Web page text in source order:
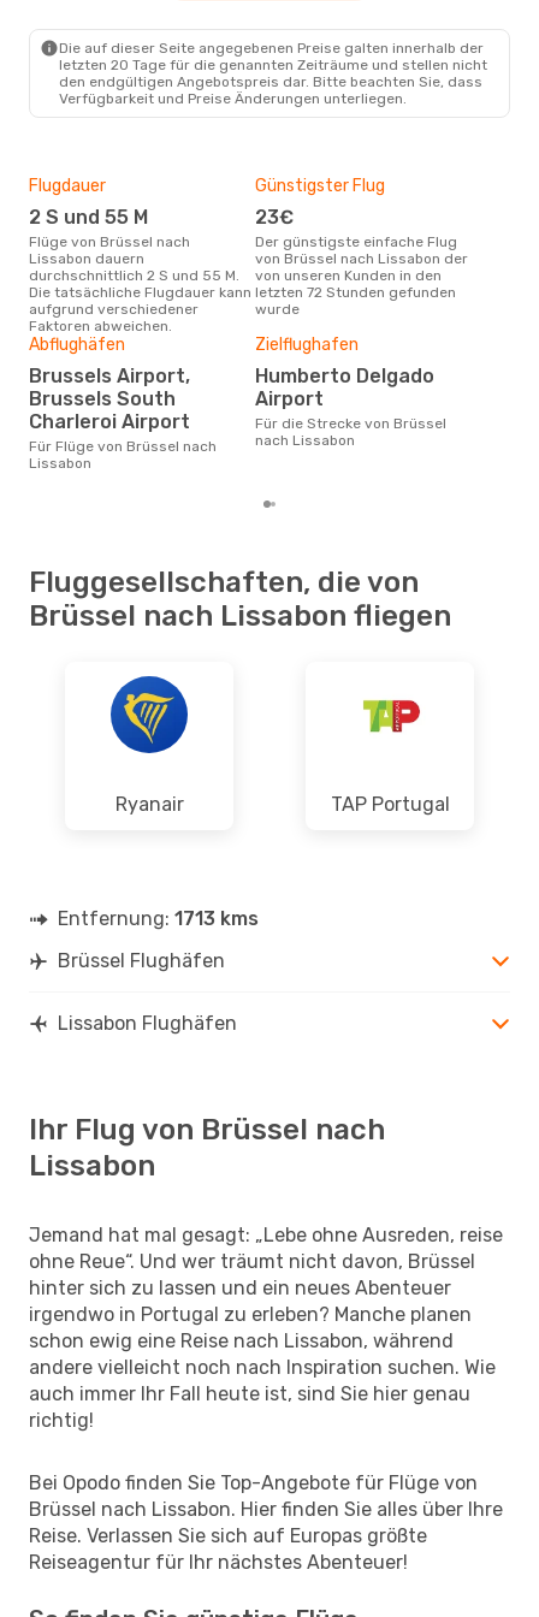
Die auf dieser Seite angegebenen Preise galten innerhalb der
letzten 20 Tage für die genannten Zeiträume und stellen nicht
den endgültigen Angebotspreis dar. Bitte beachten Sie, dass
Verfügbarkeit und Preise Änderungen unterliegen.
Flugdauer
2 S und 55 M
Flüge von Brüssel nach
Lissabon dauern
durchschnittlich 2 S und 55 M.
Die tatsächliche Flugdauer kann
aufgrund verschiedener
Faktoren abweichen.
Günstigster Flug
23€
Der günstigste einfache Flug
von Brüssel nach Lissabon der
von unseren Kunden in den
letzten 72 Stunden gefunden
wurde
Abflughäfen
Brussels Airport,
Brussels South
Charleroi Airport
Für Flüge von Brüssel nach
Lissabon
Zielflughafen
Humberto Delgado
Airport
Für die Strecke von Brüssel
nach Lissabon
Fluggesellschaften, die von
Brüssel nach Lissabon fliegen
Ryanair TAP Portugal
Entfernung: 1713 kms
Brüssel Flughäfen
Lissabon Flughäfen
Ihr Flug von Brüssel nach
Lissabon
Jemand hat mal gesagt: „Lebe ohne Ausreden, reise
ohne Reue“. Und wer träumt nicht davon, Brüssel
hinter sich zu lassen und ein neues Abenteuer
irgendwo in Portugal zu erleben? Manche planen
schon ewig eine Reise nach Lissabon, während
andere vielleicht noch nach Inspiration suchen. Wie
auch immer Ihr Fall heute ist, sind Sie hier genau
richtig!
Bei Opodo finden Sie Top-Angebote für Flüge von
Brüssel nach Lissabon. Hier finden Sie alles über Ihre
Reise. Verlassen Sie sich auf Europas größte
Reiseagentur für Ihr nächstes Abenteuer!